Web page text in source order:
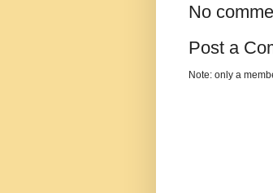
No
Post a
Note: only a